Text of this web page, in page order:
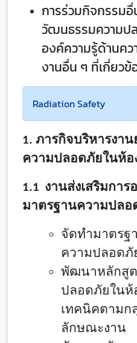
การร่วมกิจกรรม
วัฒนธรรมความป
องค์ความรู้ด้านค
งานอื่น ๆ ที่เกี่ยวข้
Radiation Safety
1. ภารกิจบริหารงา
ความปลอดภัยในห้อ
1.1 งานส่งเสริมกา
มาตรฐานความปลอ
จัดทำมาตร
ความปลอดภั
พัฒนาหลักสู
ปลอดภัยในห้
เทคนิคตามก
ลักษณะงาน